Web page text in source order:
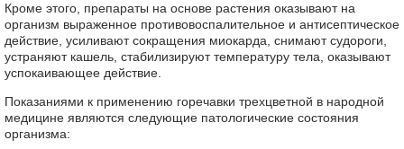
Кроме этого, препараты на основе растения оказывают на
организм выраженное противовоспалительное и антисептическое
действие, усиливают сокращения миокарда, снимают судороги,
устраняют кашель, стабилизируют температуру тела, оказывают
успокаивающее действие.
Показаниями к применению горечавки трехцветной в народной
медицине являются следующие патологические состояния
организма: